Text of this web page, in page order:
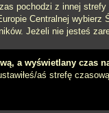
pochodzi z innej
Centralnej
Jeżeli nie jesteś
a wyświetlany czas
aś strefę